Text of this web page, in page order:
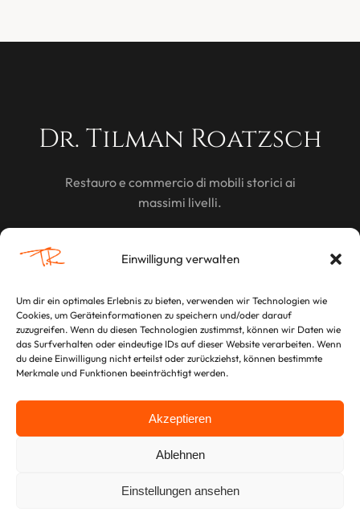
Einwilligung verwalten
Um dir ein optimales Erlebnis zu bieten, verwenden wir Technologien wie
Cookies, um Geräteinformationen zu speichern und/oder darauf
zuzugreifen. Wenn du diesen Technologien zustimmst, können wir Daten wie
das Surfverhalten oder eindeutige IDs auf dieser Website verarbeiten. Wenn
du deine Einwilligung nicht erteilst oder zurückziehst, können bestimmte
Merkmale und Funktionen beeinträchtigt werden.
Akzeptieren
Ablehnen
Einstellungen ansehen
Dr. Tilman Roatzsch
Restauro e commercio di mobili storici ai
massimi livelli.
LEGALE
Note Legali
Informativa sulla Privacy